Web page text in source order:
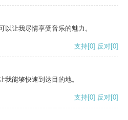
以让我尽情享受音乐的魅力。
支持[0] 反对[0]
我能够快速到达目的地。
支持[0] 反对[0]